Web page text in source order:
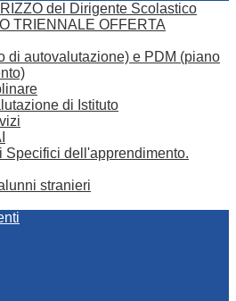
del Dirigente Scolastico
TRIENNALE OFFERTA
di autovalutazione) e PDM (piano
di Istituto
Specifici dell'apprendimento.
stranieri